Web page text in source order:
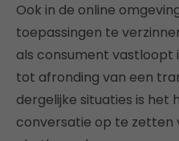
Ook in de online
toepassingen te
als consument vastloopt
tot afronding van een
dergelijke situaties is het
conversatie op te zetten